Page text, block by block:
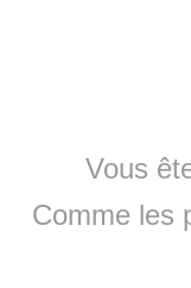
Vous
Comme les